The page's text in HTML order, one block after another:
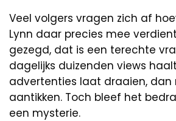
Veel volgers vragen zich af
Lynn daar precies mee
gezegd, dat is een terechte
dagelijks duizenden views
advertenties laat draaien,
aantikken. Toch bleef het
een mysterie.